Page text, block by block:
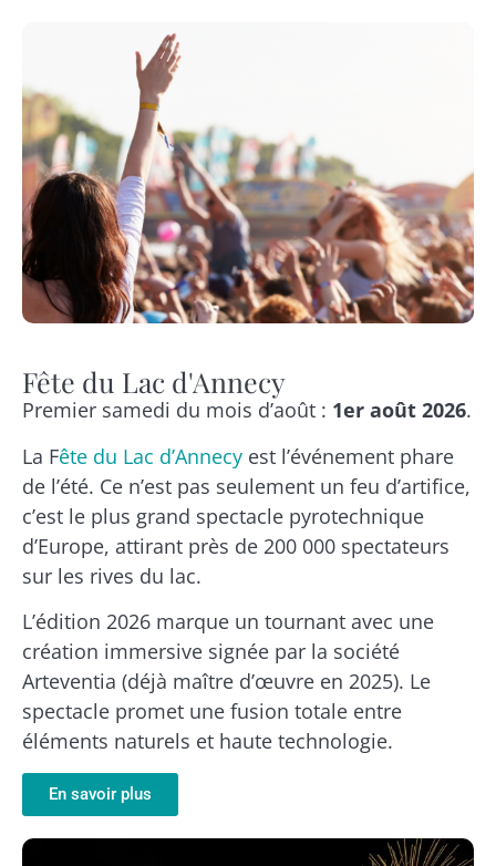
Fête du Lac d'Annecy
Premier samedi du mois d’août : 1er août 2026.
La Fête du Lac d’Annecy est l’événement phare
de l’été. Ce n’est pas seulement un feu d’artifice,
c’est le plus grand spectacle pyrotechnique
d’Europe, attirant près de 200 000 spectateurs
sur les rives du lac.
L’édition 2026 marque un tournant avec une
création immersive signée par la société
Arteventia (déjà maître d’œuvre en 2025). Le
spectacle promet une fusion totale entre
éléments naturels et haute technologie.
En savoir plus